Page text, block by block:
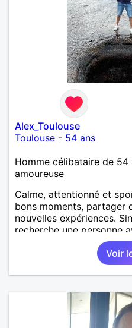
Alex_Toulouse
Toulouse - 54 ans
Homme célibataire de
amoureuse
Calme, attentionné et
bons moments, partager
nouvelles expériences.
recherche une personne
belle complicité et une
Voir